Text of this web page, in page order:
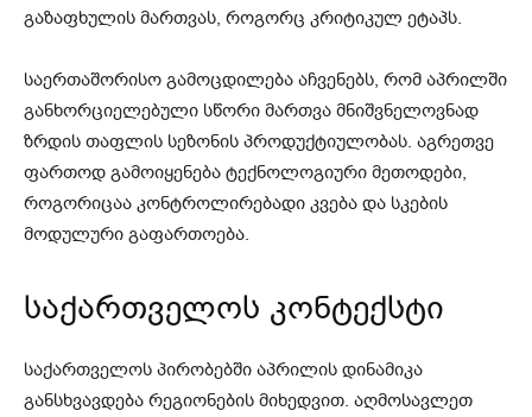
გაზაფხულის მართვას, როგორც კრიტიკულ ეტაპს.
საერთაშორისო გამოცდილება აჩვენებს, რომ აპრილში
განხორციელებული სწორი მართვა მნიშვნელოვნად
ზრდის თაფლის სეზონის პროდუქტიულობას. აგრეთვე
ფართოდ გამოიყენება ტექნოლოგიური მეთოდები,
როგორიცაა კონტროლირებადი კვება და სკების
მოდულური გაფართოება.
საქართველოს კონტექსტი
საქართველოს პირობებში აპრილის დინამიკა
განსხვავდება რეგიონების მიხედვით. აღმოსავლეთ